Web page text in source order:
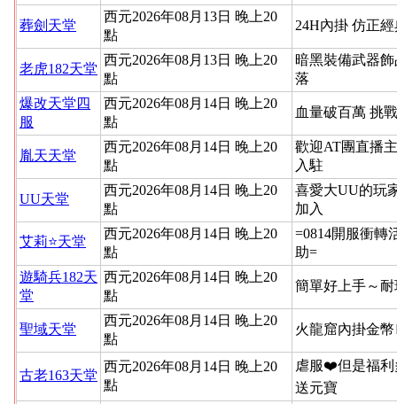
葬劍天堂
西元2026年08月13日 晚上20
點
24H內掛 仿正
老虎182天堂
西元2026年08月13日 晚上20
點
暗黑裝備武器
落
爆改天堂四
服
西元2026年08月14日 晚上20
點
血量破百萬 挑
胤天天堂
西元2026年08月14日 晚上20
點
歡迎AT團直播
入駐
UU天堂
西元2026年08月14日 晚上20
點
喜愛大UU的玩
加入
艾莉⭐天堂
西元2026年08月14日 晚上20
點
=0814開服衝轉
助=
遊騎兵182天
堂
西元2026年08月14日 晚上20
點
簡單好上手～
聖域天堂
西元2026年08月14日 晚上20
點
火龍窟內掛金
古老163天堂
西元2026年08月14日 晚上20
點
虐服❤️但是福
送元寶